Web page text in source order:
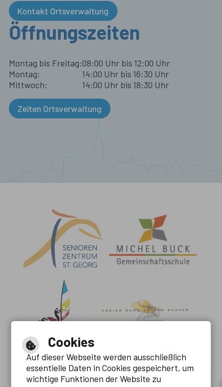
Kontakt Ortsverwaltung
Öffnungszeiten
Montag bis Freitag:
Montag:
Mittwoch:
08:00 Uhr bis 12:00 Uhr
14:00 Uhr bis 16:30 Uhr
14:00 Uhr bis 18:30 Uhr
Zeiten Ortsverwaltung
Cookies
Auf dieser Webseite werden ausschließlich
essentielle Daten in Cookies gespeichert, um
wichtige Funktionen der Website zu